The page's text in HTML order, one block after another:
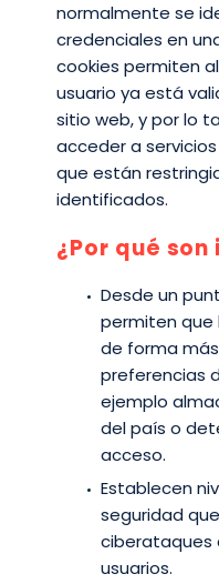
normalmente se
credenciales en
cookies permiten
usuario ya está
sitio web, y por lo
acceder a
que están
identificados.
¿Por qué
Desde un
permiten que
de forma
preferencias
ejemplo
del país o
acceso.
Establecen
seguridad
ciberataques
usuarios.